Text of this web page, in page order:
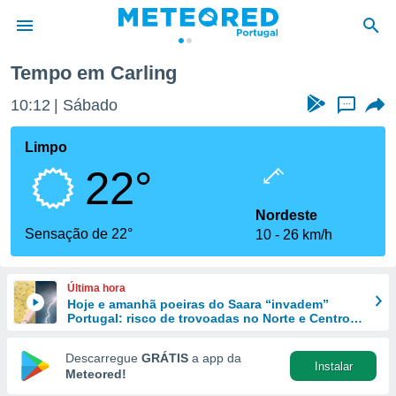
da
foi
fornecidas
a este
das
e
forma
digital
Tempo em Carling
10:12 Sábado ...
Limpo
22°
Sensação de 22°
Nordeste
10
26 km/h
Última hora
Hoje e amanhã poeiras do Saara “invadem”
Portugal: risco de trovoadas no Norte e Centro
Descarregue GRÁTIS a app da
Meteored!
Instalar